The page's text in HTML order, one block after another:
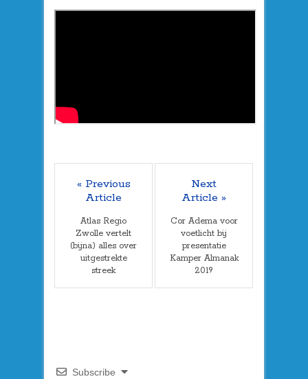
« Previous
Article
Atlas Regio
Zwolle vertelt
(bijna) alles over
uitgestrekte
streek
Next
Article »
Cor Adema voor
voetlicht bij
presentatie
Kamper Almanak
2019
Subscribe